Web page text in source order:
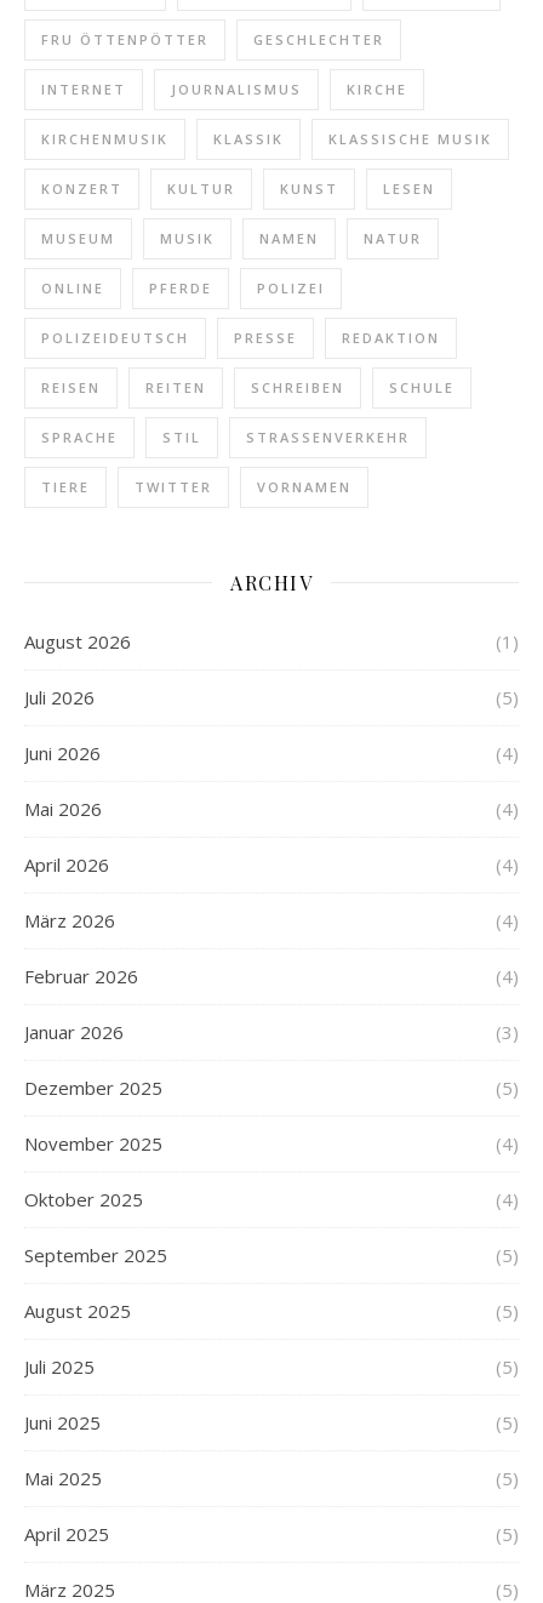
FRU ÖTTENPÖTTER GESCHLECHTER
INTERNET JOURNALISMUS KIRCHE
KIRCHENMUSIK KLASSIK KLASSISCHE MUSIK
KONZERT KULTUR KUNST LESEN
MUSEUM MUSIK NAMEN NATUR
ONLINE PFERDE POLIZEI
POLIZEIDEUTSCH PRESSE REDAKTION
REISEN REITEN SCHREIBEN SCHULE
SPRACHE STIL STRASSENVERKEHR
TIERE TWITTER VORNAMEN
ARCHIV
August 2026 (1)
Juli 2026 (5)
Juni 2026 (4)
Mai 2026 (4)
April 2026 (4)
März 2026 (4)
Februar 2026 (4)
Januar 2026 (3)
Dezember 2025 (5)
November 2025 (4)
Oktober 2025 (4)
September 2025 (5)
August 2025 (5)
Juli 2025 (5)
Juni 2025 (5)
Mai 2025 (5)
April 2025 (5)
März 2025 (5)